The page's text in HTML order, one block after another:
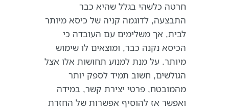
חרטה כלשהי בגלל שהיא כבר
התבצעה, לדוגמה קניה של כיסא מיותר
לבית, אך משלימים עם העובדה כי
הכיסא נקנה כבר, ומוצאים לו שימוש
מיותר. על מנת למנוע תחושות אלו אצל
הגולשים, חשוב תמיד לספק יותר
מהמובטח, פרטי יצירת קשר, במידה
ואפשר אז להוסיף אפשרות של החזרת